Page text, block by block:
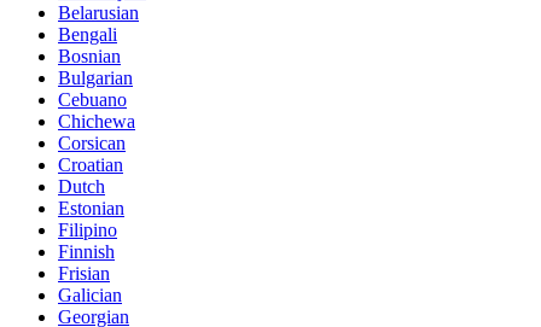
Belarusian
Bengali
Bosnian
Bulgarian
Cebuano
Chichewa
Corsican
Croatian
Dutch
Estonian
Filipino
Finnish
Frisian
Galician
Georgian